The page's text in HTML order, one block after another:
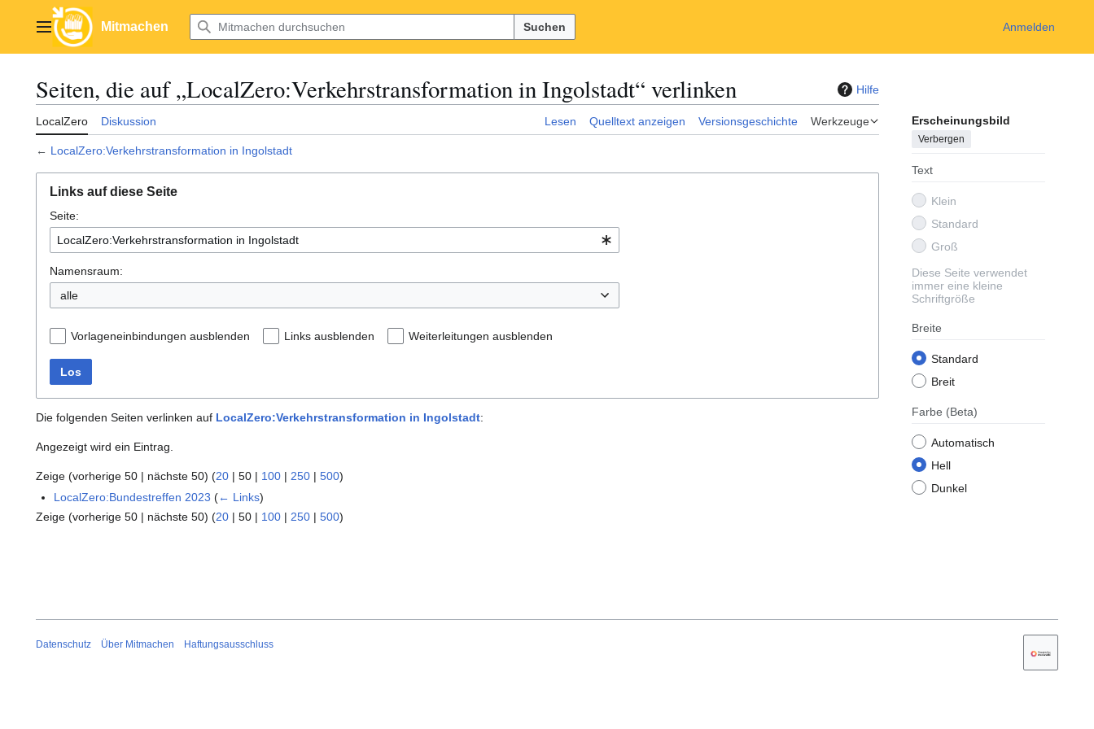
springenHauptmenüMitmachen Suchen Anmelden
Seiten, die auf „LocalZero:Verkehrstransformation in Ingolstadt“ verlinken Hilfe
LocalZero Diskussion Lesen Quelltext anzeigen Versionsgeschichte Werkzeuge Erscheinungsbild
Verbergen
Text
Klein
Standard
Groß
Diese Seite verwendet
immer eine kleine
Schriftgröße
Breite
Standard
Breit
Farbe (Beta)
Automatisch
Hell
Dunkel
← LocalZero:Verkehrstransformation in Ingolstadt
Links auf diese Seite
Seite:
Namensraum:
alle
Vorlageneinbindungen ausblenden Links ausblenden Weiterleitungen ausblenden
Los
Die folgenden Seiten verlinken auf LocalZero:Verkehrstransformation in Ingolstadt:
Angezeigt wird ein Eintrag.
Zeige (vorherige 50 | nächste 50) (20 | 50 | 100 | 250 | 500)
LocalZero:Bundestreffen 2023 (← Links)
Zeige (vorherige 50 | nächste 50) (20 | 50 | 100 | 250 | 500)
Datenschutz Über Mitmachen Haftungsausschluss